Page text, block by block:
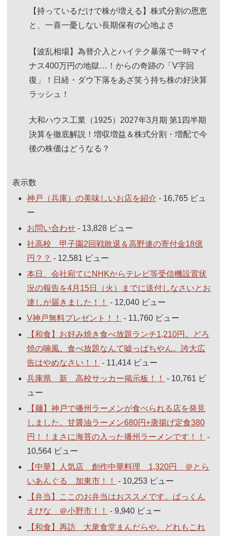
【持っているだけで株が増える】株式分割の恩恵
と、一喜一憂しない長期保有の心地よさ
【波乱相場】為替介入とハイテク暴落で一時マイ
ナス400万円の地獄…！からの奇跡の「V字回
復」！日経・ダウ下落をあざ笑う持ち株の好決算
ラッシュ！
大和ハウス工業（1925）2027年3月期 第1四半期
決算を徹底解説！増収増益＆株式分割・増配で今
後の株価はどうなる？
表示数
神戸（兵庫）の美味しいお店を紹介 - 16,765 ビュ
ー
お問い合わせ - 13,828 ビュー
社高校 甲子園2回戦敗退＆高野連の寄付金18億
円？？ - 12,581 ビュー
本日、会社宛てにNHKからテレビ等受信機設置状
況の報告を4月15日（火）までに送付しなさいとお
達しが届きました！！
- 12,040 ビュー
V神戸無料プレゼント！！
- 11,760 ビュー
【和食】お好み焼き食べ放題ランチ1,210円。どろ
焼の喃風。食べ放題なんて嘘っぱちやん。誇大広
告はやめなさい！！
- 11,414 ビュー
兵庫県 新 高校サッカー掲示板！！
- 10,761 ビ
ュー
【麺】神戸で播州ラーメンが食べられる店を発見
しました。甘醤油ラーメン680円+唐揚げ定食380
円！！まさに海苔の入った播州ラーメンです！！
-
10,564 ビュー
【中華】人気店 創作中華料理 1,320円 ＠とら
いあんぐる 加東市！！
- 10,253 ビュー
【弁当】ここのお弁当はおススメです。ぱっくん
えびな ＠小野市！！
- 9,940 ビュー
【和食】再訪 大衆食堂まんだらや。どれもこれ